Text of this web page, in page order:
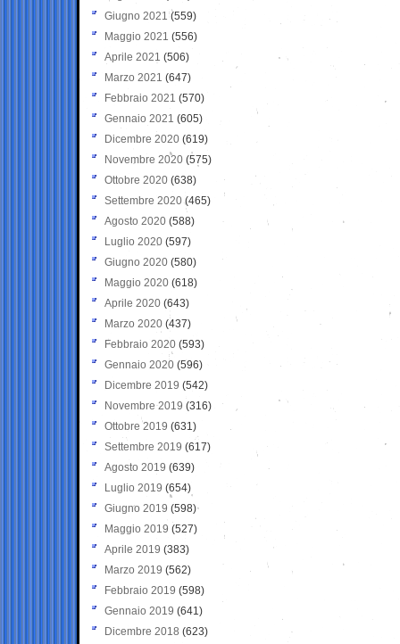
Giugno 2021(559)
Maggio 2021 (556)
Aprile 2021 (506)
Marzo 2021 (647)
Febbraio 2021 (570)
Gennaio 2021 (605)
Dicembre 2020 (619)
Novembre 2020 (575)
Ottobre 2020 (638)
Settembre 2020(465)
Agosto 2020 (588)
Luglio 2020 (597)
Giugno 2020 (580)
Maggio 2020 (618)
Aprile 2020 (643)
Marzo 2020 (437)
Febbraio 2020 (593)
Gennaio 2020 (596)
Dicembre 2019 (542)
Novembre 2019 (316)
Ottobre 2019 (631)
Settembre 2019 (617)
Agosto 2019 (639)
Luglio 2019 (654)
Giugno 2019 (598)
Maggio 2019 (527)
Aprile 2019 (383)
Marzo 2019 (562)
Febbraio 2019 (598)
Gennaio 2019 (641)
Dicembre 2018 (623)